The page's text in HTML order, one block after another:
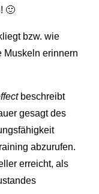
🙂
bzw. wie
Muskeln erinnern
beschreibt
gesagt des
abzurufen.
erreicht, als